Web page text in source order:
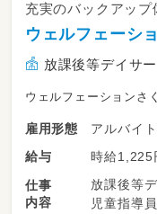
充実のバックアッ
ウェルフェーシ
放課後等デイサ
ウェルフェーションさ
雇用形態
アルバイト
給与
時給1,225
仕事
内容
放課後等
児童指導